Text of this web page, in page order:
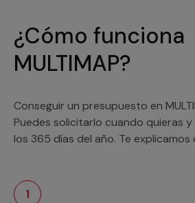
¿Cómo funciona
MULTIMAP?
Conseguir un presupuesto en
Puedes solicitarlo cuando quieras
los 365 días del año. Te explicamos
1